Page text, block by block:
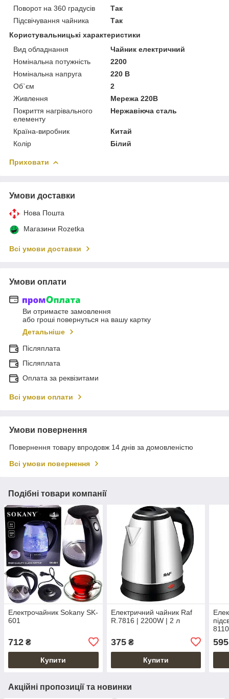
Поворот на 360 градусів
Так
Підсвічування чайника
Так
Користувальницькі характеристики
Вид обладнання
Чайник електричний
Номінальна потужність
2200
Номінальна напруга
220 В
Об`єм
2
Живлення
Мережа 220В
Покриття нагрівального
елементу
Нержавіюча сталь
Країна-виробник
Китай
Колір
Білий
Приховати
Умови доставки
Нова Пошта
Магазини Rozetka
Всі умови доставки
Умови оплати
Ви отримаєте замовлення
або гроші повернуться на вашу картку
Детальніше
Післяплата
Післяплата
Оплата за реквізитами
Всі умови оплати
Умови повернення
Повернення товару впродовж 14 днів за домовленістю
Всі умови повернення
Подібні товари компанії
Електрочайник Sokany SK-
601
712 ₴
Купити
Електричний чайник Raf
R.7816 | 2200W | 2 л
375₴
Купити
595
Акційні пропозиції та новинки